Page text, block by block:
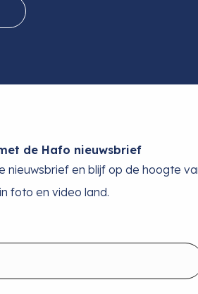
de Hafo nieuwsbrief
nieuwsbrief en blijf op de hoogte
foto en video land.